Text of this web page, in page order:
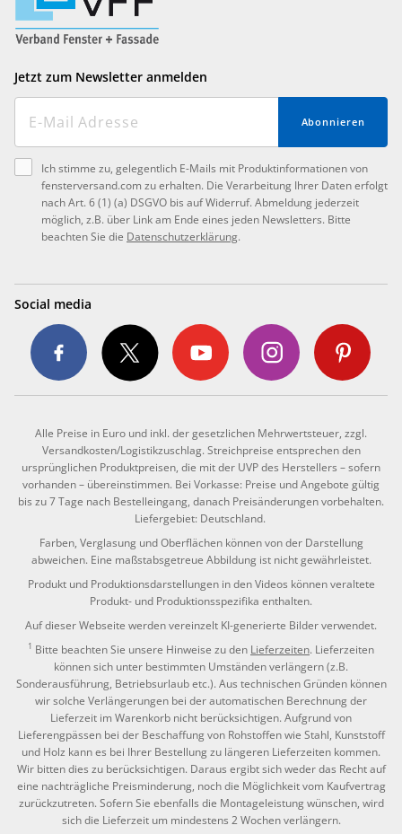
Jetzt zum Newsletter anmelden
Abonnieren
Ich stimme zu, gelegentlich E-Mails mit Produktinformationen von
fensterversand.com zu erhalten. Die Verarbeitung Ihrer Daten erfolgt
nach Art. 6 (1) (a) DSGVO bis auf Widerruf. Abmeldung jederzeit
möglich, z.B. über Link am Ende eines jeden Newsletters. Bitte
beachten Sie die Datenschutzerklärung.
Social media
Alle Preise in Euro und inkl. der gesetzlichen Mehrwertsteuer, zzgl.
Versandkosten/Logistikzuschlag. Streichpreise entsprechen den
ursprünglichen Produktpreisen, die mit der UVP des Herstellers – sofern
vorhanden – übereinstimmen. Bei Vorkasse: Preise und Angebote gültig
bis zu 7 Tage nach Bestelleingang, danach Preisänderungen vorbehalten.
Liefergebiet: Deutschland.
Farben, Verglasung und Oberflächen können von der Darstellung
abweichen. Eine maßstabsgetreue Abbildung ist nicht gewährleistet.
Produkt und Produktionsdarstellungen in den Videos können veraltete
Produkt- und Produktionsspezifika enthalten.
Auf dieser Webseite werden vereinzelt KI-generierte Bilder verwendet.
1 Bitte beachten Sie unsere Hinweise zu den Lieferzeiten. Lieferzeiten
können sich unter bestimmten Umständen verlängern (z.B.
Sonderausführung, Betriebsurlaub etc.). Aus technischen Gründen können
wir solche Verlängerungen bei der automatischen Berechnung der
Lieferzeit im Warenkorb nicht berücksichtigen. Aufgrund von
Lieferengpässen bei der Beschaffung von Rohstoffen wie Stahl, Kunststoff
und Holz kann es bei Ihrer Bestellung zu längeren Lieferzeiten kommen.
Wir bitten dies zu berücksichtigen. Daraus ergibt sich weder das Recht auf
eine nachträgliche Preisminderung, noch die Möglichkeit vom Kaufvertrag
zurückzutreten. Sofern Sie ebenfalls die Montageleistung wünschen, wird
sich die Lieferzeit um mindestens 2 Wochen verlängern.